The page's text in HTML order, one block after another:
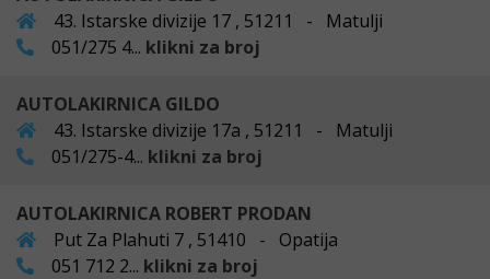
43. Istarske divizije 17 , 51211 - Matulji
051/275 4... klikni za broj
AUTOLAKIRNICA GILDO
43. Istarske divizije 17a , 51211 - Matulji
051/275-4... klikni za broj
AUTOLAKIRNICA ROBERT PRODAN
Put Za Plahuti 7 , 51410 - Opatija
051 712 2... klikni za broj